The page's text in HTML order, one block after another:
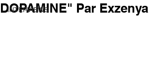
INTERVIEWS
DOPAMINE" Par Exzenya